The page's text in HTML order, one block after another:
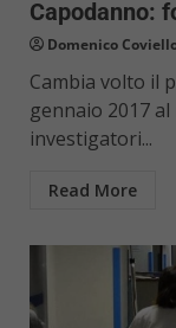
Capodanno:
Domenico
Cambia volto il
gennaio 2017
investigatori...
Read More